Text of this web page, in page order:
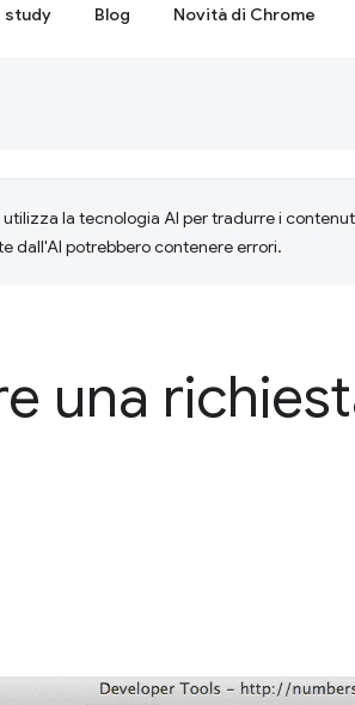
study Blog Novità di Chrome
la tecnologia AI per tradurre i
dall'AI potrebbero contenere errori.
una